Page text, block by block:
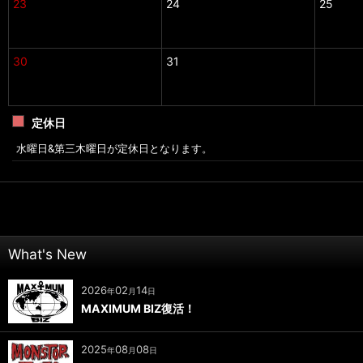
23 24 25
30 31
定休日
水曜日&第三木曜日が定休日となります。
What's New
2026年02 月14日
MAXIMUM BIZ復活！
2025年08月08日